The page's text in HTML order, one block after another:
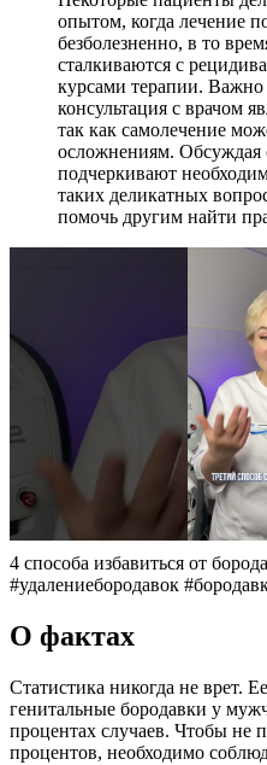
опытом, когда лечение
безболезненно, в то
сталкиваются с
курсами терапии.
консультация с врачом
так как самолечение
осложнениям. Обсуждая
подчеркивают
таких деликатных
помочь другим найти
4 способа избавиться от
#удалениебородавок
О фактах
Статистика никогда не врет.
генитальные бородавки у
процентах случаев. Чтобы не
процентов, необходимо